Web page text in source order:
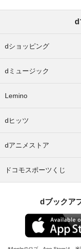
d
dショッピング
dミュージック
Lemino
dヒッツ
dアニメストア
ドコモスポーツくじ
dブックア